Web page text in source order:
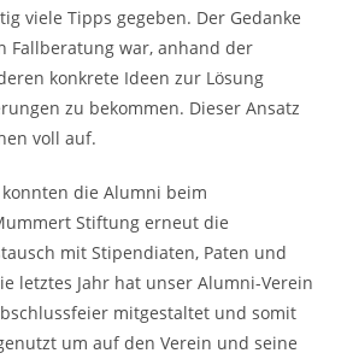
viele Tipps gegeben. Der Gedanke
Fallberatung war, anhand der
konkrete Ideen zur Lösung
zu bekommen. Dieser Ansatz
voll auf.
die Alumni beim
Stiftung erneut die
mit Stipendiaten, Paten und
letztes Jahr hat unser Alumni-Verein
mitgestaltet und somit
um auf den Verein und seine